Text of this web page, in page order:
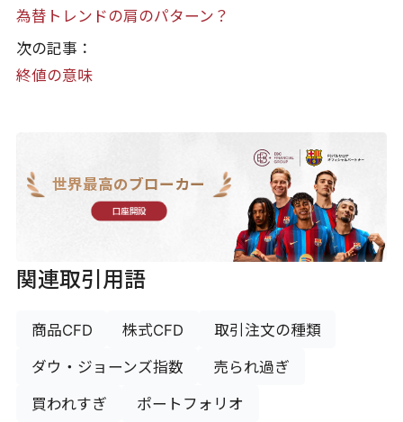
為替トレンドの肩のパターン？
次の記事：
終値の意味
世界最高のブローカー
口座開設
関連取引用語
商品CFD 株式CFD 取引注文の種類
ダウ・ジョーンズ指数 売られ過ぎ
買われすぎ ポートフォリオ